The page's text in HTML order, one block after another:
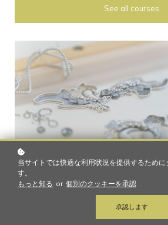
See all courses
当サイトでは快適な利用状況を提供するために
す。
もっと知る or 個別のクッキーを承認 .
承認します